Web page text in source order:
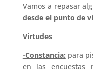
Vamos a repasar
desde el punto de
Virtudes
-Constancia: para
en las encuestas